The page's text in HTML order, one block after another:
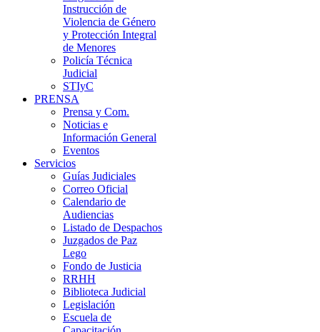
Instrucción de
Violencia de Género
y Protección Integral
de Menores
Policía Técnica
Judicial
STIyC
PRENSA
Prensa y Com.
Noticias e
Información General
Eventos
Servicios
Guías Judiciales
Correo Oficial
Calendario de
Audiencias
Listado de Despachos
Juzgados de Paz
Lego
Fondo de Justicia
RRHH
Biblioteca Judicial
Legislación
Escuela de